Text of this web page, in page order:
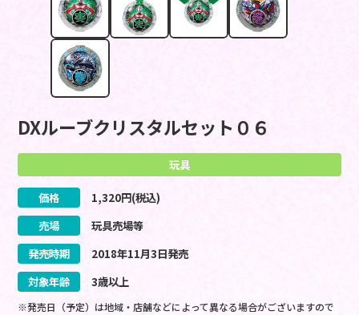
DXルーブクリスタルセット０６
玩具
価格 1,320円(税込)
売場
玩具売場等
発売時期
2018年11月3日発売
対象年齢
3歳以上
※発売日（予定）は地域・店舗などによって異なる場合がございますので